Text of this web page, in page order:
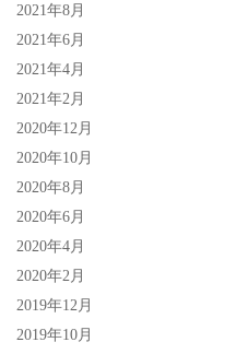
2021年8月
2021年6月
2021年4月
2021年2月
2020年12月
2020年10月
2020年8月
2020年6月
2020年4月
2020年2月
2019年12月
2019年10月